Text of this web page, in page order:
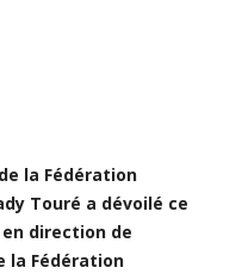
la Fédération
Touré a dévoilé ce
direction de
la Fédération